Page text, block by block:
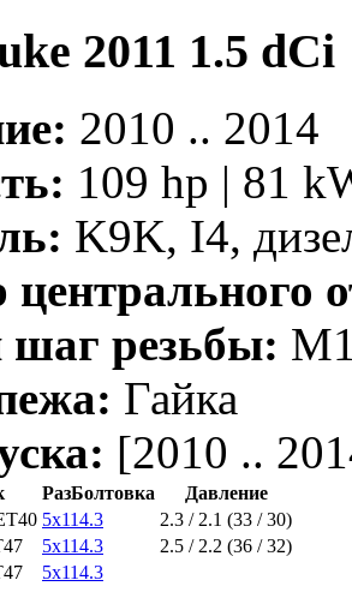
2011 1.5 dCi
2010 .. 2014
109 hp | 81
K9K, I4,
шаг резьбы:
Гайка
[2010 ..
РазБолтовка
Давление
5x114.3
2.3 / 2.1 (33 / 30)
5x114.3
2.5 / 2.2 (36 / 32)
5x114.3